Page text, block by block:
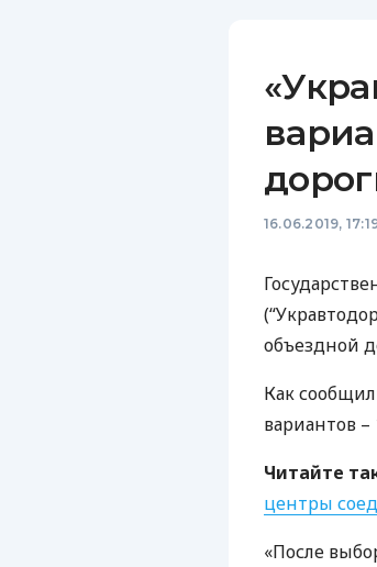
16.06.2019,
объездной
Как
вариантов
Читайте
центры
«После